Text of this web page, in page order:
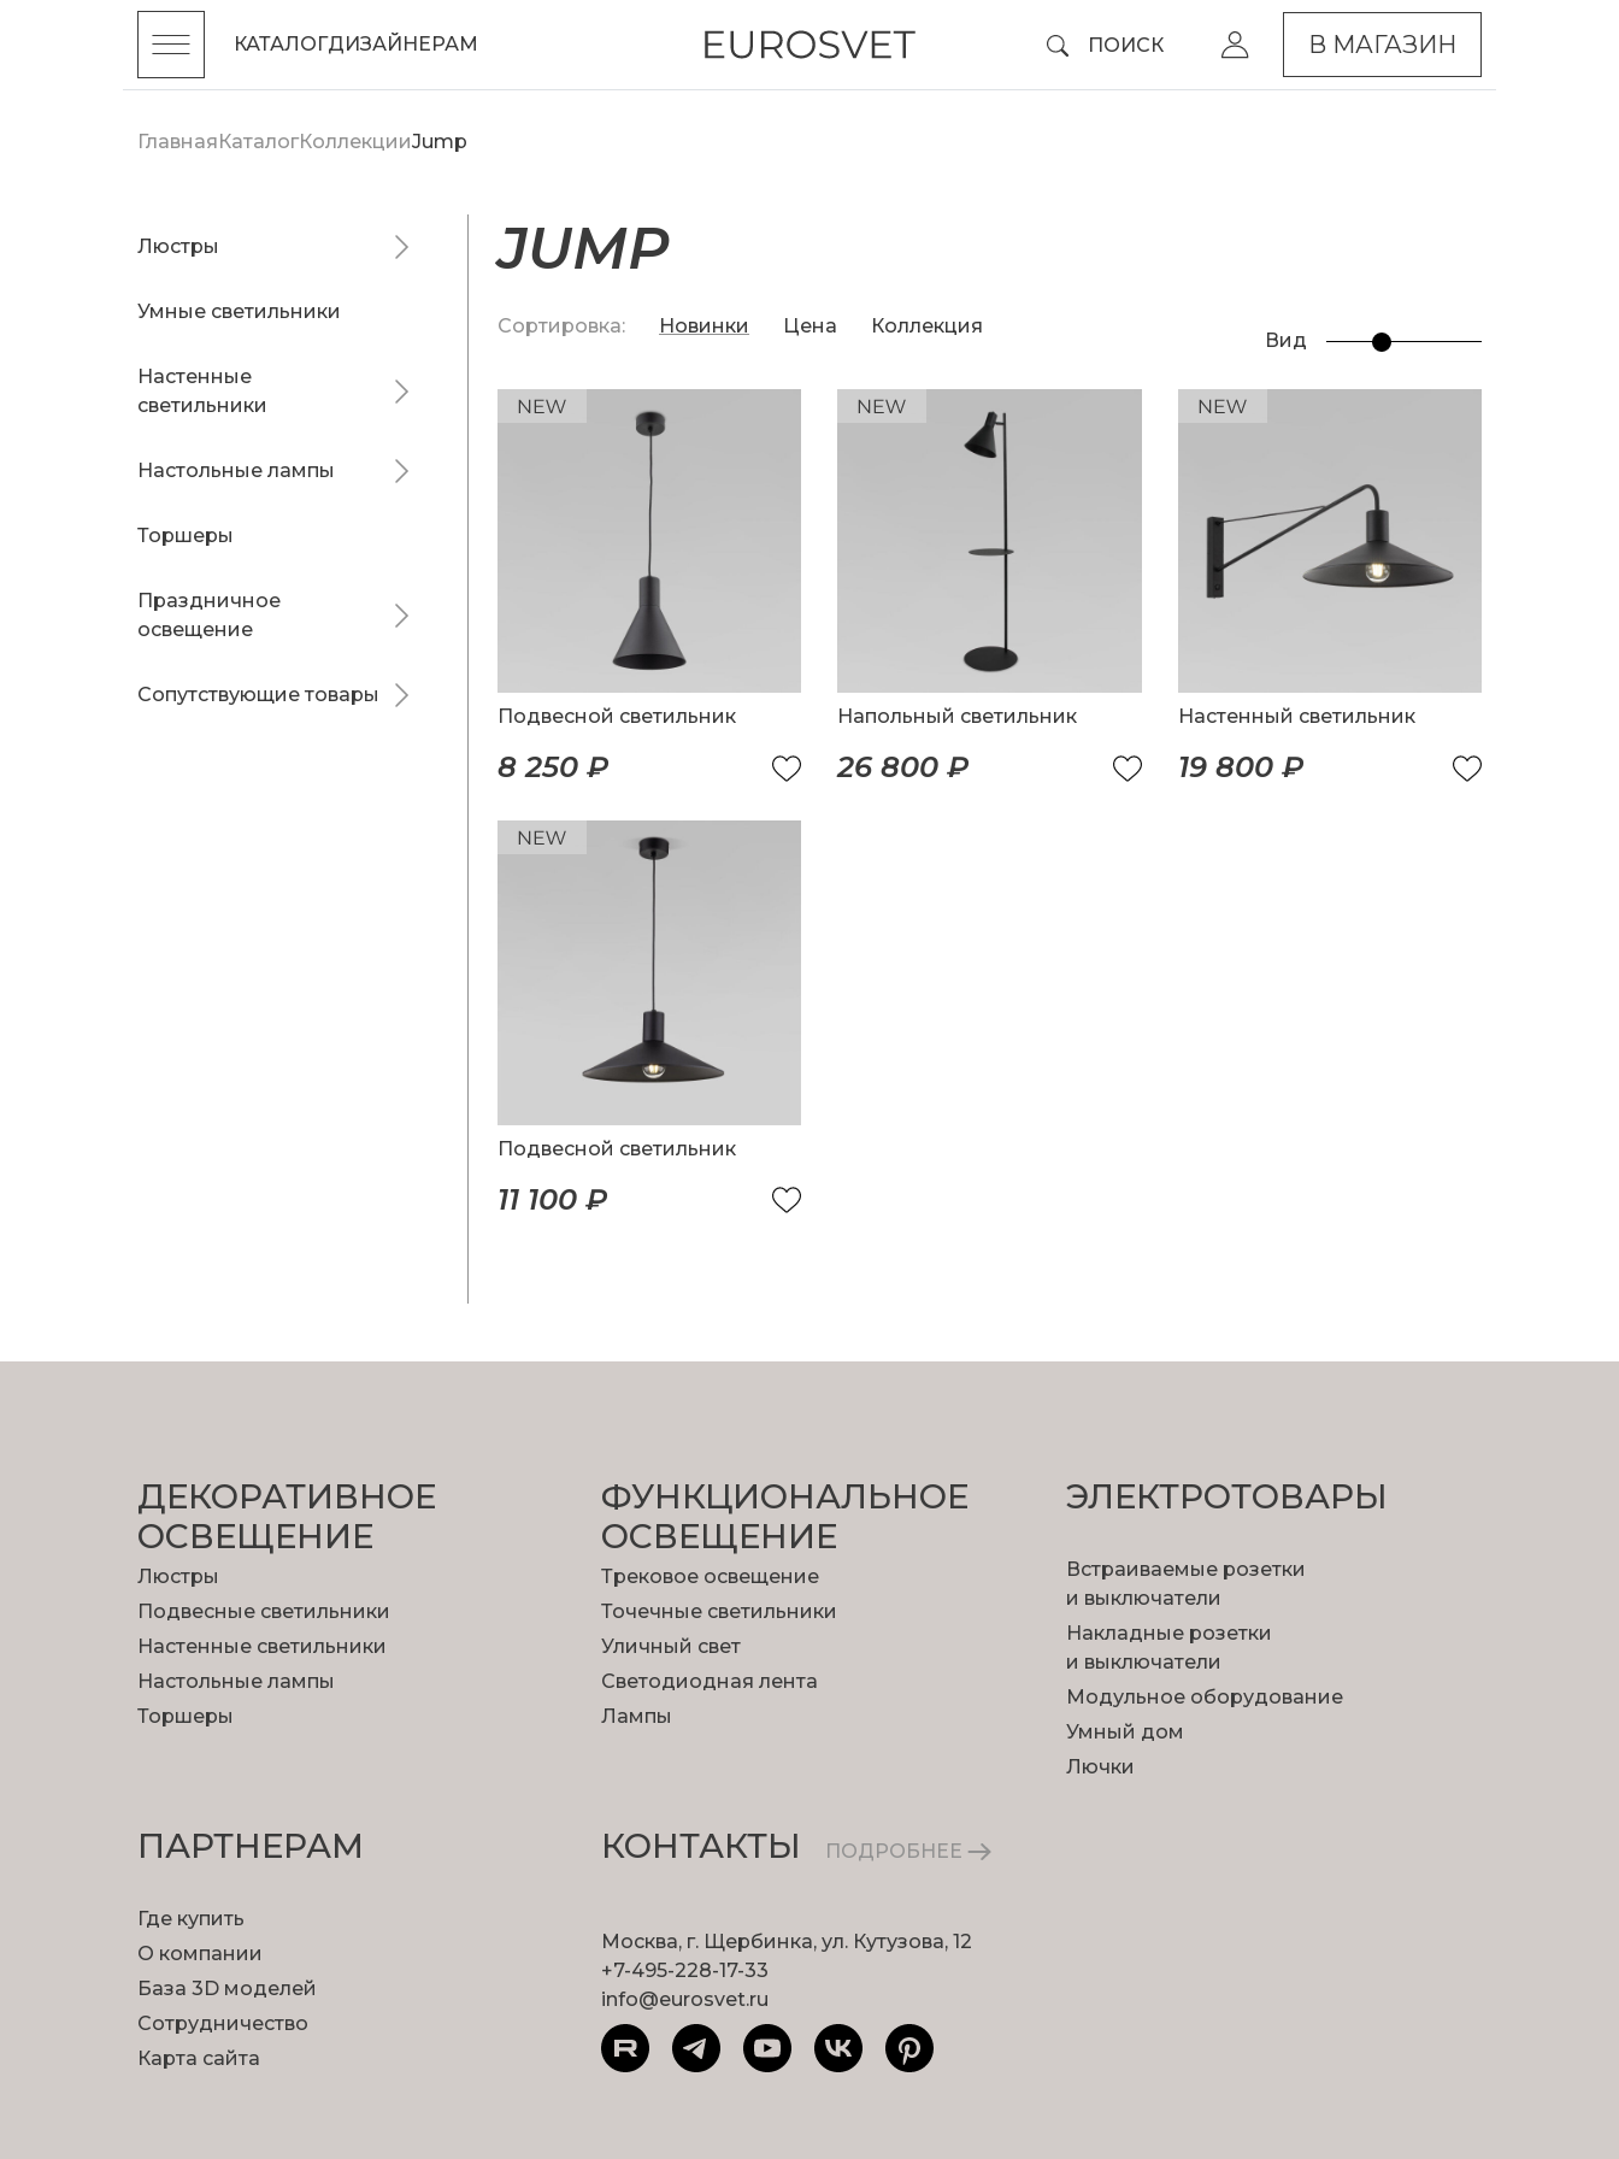
КАТАЛОГДИЗАЙНЕРАМ ПОИСК В МАГАЗИН
ГлавнаяКаталогКоллекцииJump
Люстры
Умные светильники
Настенные
светильники
Настольные лампы
Торшеры
Праздничное
освещение
Сопутствующие товары
JUMP
Сортировка: Новинки Цена Коллекция
Вид
Подвесной светильник
8 250 ₽
Напольный светильник
26 800 ₽
Настенный светильник
19 800 ₽
Подвесной светильник
11 100 ₽
ДЕКОРАТИВНОЕ
ОСВЕЩЕНИЕ
Люстры
Подвесные светильники
Настенные светильники
Настольные лампы
Торшеры
ФУНКЦИОНА­ЛЬНОЕ
ОСВЕЩЕНИЕ
Трековое освещение
Точечные светильники
Уличный свет
Светодиодная лента
Лампы
ЭЛЕКТРОТОВАРЫ
Встраиваемые розетки
и выключатели
Накладные розетки
и выключатели
Модульное оборудование
Умный дом
Лючки
ПАРТНЕРАМ
Где купить
О компании
База 3D моделей
Сотрудничество
Карта сайта
КОНТАКТЫ ПОДРОБНЕЕ
Москва, г. Щербинка, ул. Кутузова, 12
+7-495-228-17-33
info@eurosvet.ru